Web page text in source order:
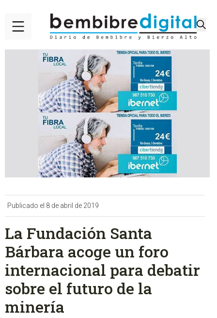
Publicado el 8 de abril de 2019
La Fundación Santa
Bárbara acoge un foro
internacional para debatir
sobre el futuro de la
minería